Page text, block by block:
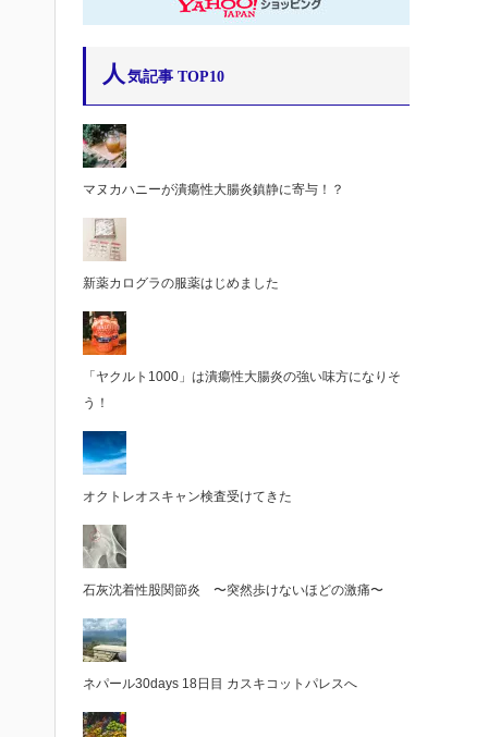
人 気記事 TOP10
マヌカハニーが潰瘍性大腸炎鎮静に寄与！？
新薬カログラの服薬はじめました
「ヤクルト1000」は潰瘍性大腸炎の強い味方になりそ
う！
オクトレオスキャン検査受けてきた
石灰沈着性股関節炎 〜突然歩けないほどの激痛〜
ネパール30days 18日目 カスキコットパレスへ